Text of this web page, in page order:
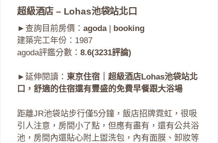
超級酒店 – Lohas池袋站北口
►查詢目前房價： agoda| booking
建築完工年份：1987
agoda評鑑分數： 8.6(3231評論)
►延伸閱讀： 東京住宿｜超級酒店Lohas池袋站北
口，舒適的住宿還有豐盛的免費早餐跟大浴場
距離JR池袋站步行僅5分鐘，飯店招牌霓虹，很吸
引人注意，房間小了點，但應有盡有，還有公共浴
池，房間內還貼心附上盥洗包，內有面膜、卸妝等